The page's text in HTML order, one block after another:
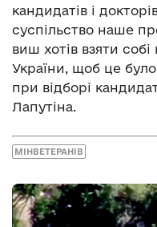
кандидатів і
суспільство наше
виш хотів взяти
України, щоб це
при відборі
Лапутіна.
МІНВЕТЕРАНІВ